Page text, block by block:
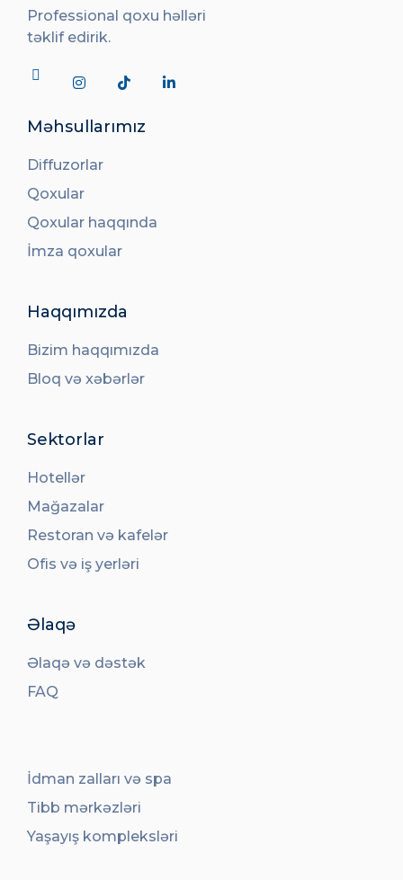
Professional qoxu həlləri
təklif edirik.
Məhsullarımız
Diffuzorlar
Qoxular
Qoxular haqqında
İmza qoxular
Haqqımızda
Bizim haqqımızda
Bloq və xəbərlər
Sektorlar
Hotellər
Mağazalar
Restoran və kafelər
Ofis və iş yerləri
Əlaqə
Əlaqə və dəstək
FAQ
İdman zalları və spa
Tibb mərkəzləri
Yaşayış kompleksləri